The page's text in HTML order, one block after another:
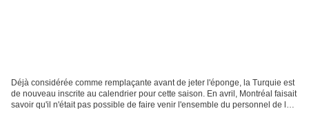
Déjà considérée comme remplaçante avant de jeter l'éponge, la Turquie est
de nouveau inscrite au calendrier pour cette saison. En avril, Montréal faisait
savoir qu'il n'était pas possible de faire venir l'ensemble du personnel de la